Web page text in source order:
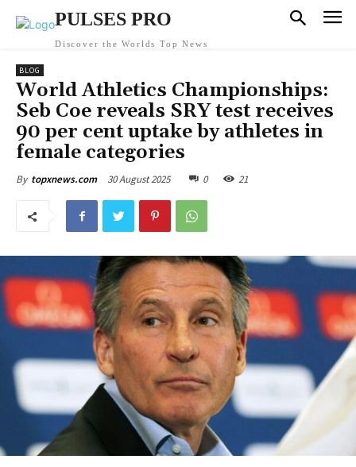
PULSES PRO
Discover the Worlds Top News
BLOG
World Athletics Championships:
Seb Coe reveals SRY test receives
90 per cent uptake by athletes in
female categories
By topxnews.com 30 August 2025 0 21